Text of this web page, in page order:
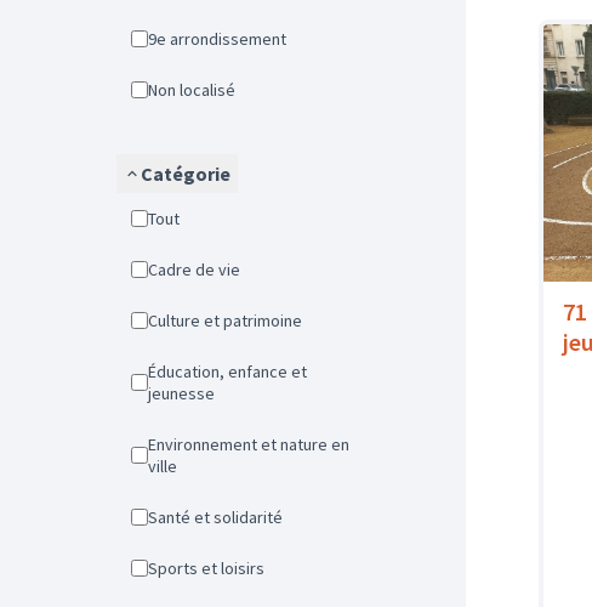
9e arrondissement
Non localisé
Catégorie
Tout
Cadre de vie
Culture et patrimoine
Éducation, enfance et
jeunesse
Environnement et nature en
ville
Santé et solidarité
Sports et loisirs